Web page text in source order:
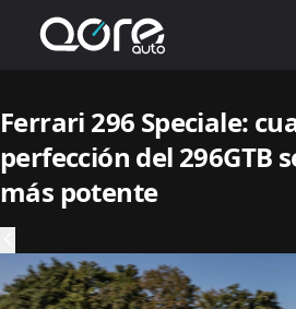
Ferrari 296 Speciale:
perfección del 296GTB
más potente